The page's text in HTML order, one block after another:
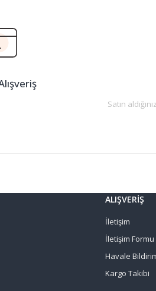
Satın
ALIŞVERİŞ
İletişim
İletişim Formu
Havale
Kargo Takibi